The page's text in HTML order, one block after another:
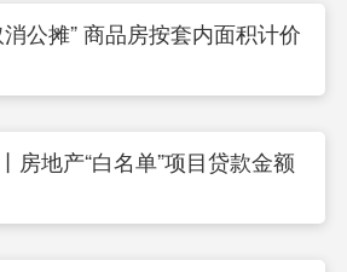
公摊” 商品房按套内面积计价
房地产“白名单”项目贷款金额